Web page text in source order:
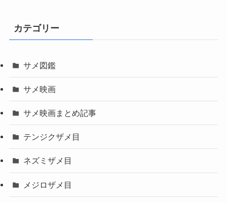
カテゴリー
サメ図鑑
サメ映画
サメ映画まとめ記事
テンジクザメ目
ネズミザメ目
メジロザメ目